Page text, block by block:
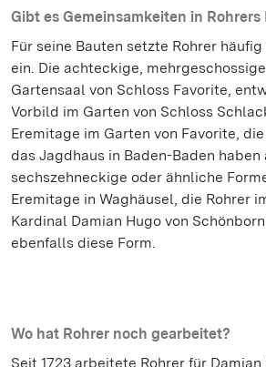
Gibt es Gemeinsamkeiten in Rohrers
Für seine Bauten setzte Rohrer
ein. Die achteckige,
Gartensaal von Schloss Favorite,
Vorbild im Garten von Schloss
Eremitage im Garten von Favorite,
das Jagdhaus in Baden-Baden
sechszehneckige oder ähnliche
Eremitage in Waghäusel, die Rohrer
Kardinal Damian Hugo von
ebenfalls diese Form.
Wo hat Rohrer noch gearbeitet?
Seit 1723 arbeitete Rohrer für Damian